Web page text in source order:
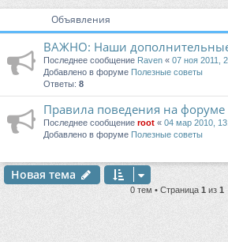
Объявления
ВАЖНО: Наши дополнительные
Последнее сообщение Raven « 07 ноя 2011,
Добавлено в форуме Полезные советы
Ответы: 8
Правила поведения на форуме
Последнее сообщение root « 04 мар 2010,
Добавлено в форуме Полезные советы
Новая тема
0 тем • Страница 1 из 1